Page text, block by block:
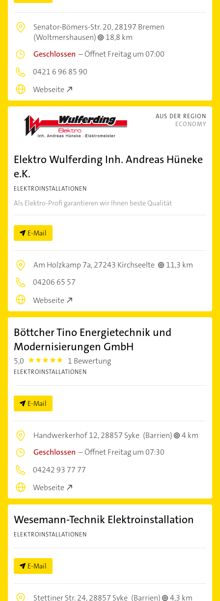
Senator-Bömers-Str. 20,28197 Bremen
(Woltmershausen)
18,8 km
Geschlossen –Öffnet Freitag um 07:00
0421 6 96 85 90
Webseite
AUS DER REGION
ECONOMY
Elektro Wulferding Inh. Andreas Hüneke
e.K.
ELEKTROINSTALLATIONEN
Als Elektro-Profi garantieren wir Ihnen beste Qualität
E-Mail
Am Holzkamp 7a,27243 Kirchseelte
11,3 km
04206 65 57
Webseite
Böttcher Tino Energietechnik und
Modernisierungen GmbH
5,0 5.0 1 Bewertung
ELEKTROINSTALLATIONEN
E-Mail
Handwerkerhof 12,28857 Syke (Barrien)
4 km
Geschlossen –Öffnet Freitag um 07:30
04242 93 77 77
Webseite
Wesemann-Technik Elektroinstallation
ELEKTROINSTALLATIONEN
E-Mail
Stettiner Str. 24,28857 Syke (Barrien) 4,3 km